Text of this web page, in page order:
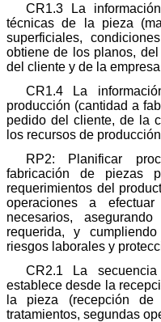
CR1.3 La
técnicas de la pieza
superficiales,
obtiene de los planos,
del cliente y de la
CR1.4 La
producción (cantidad a
pedido del cliente, de la
los recursos de
RP2: Planificar
fabricación de piezas
requerimientos del
operaciones a
necesarios,
requerida, y
riesgos laborales y
CR2.1 La
establece desde la
la pieza (recepción de
tratamientos, segundas